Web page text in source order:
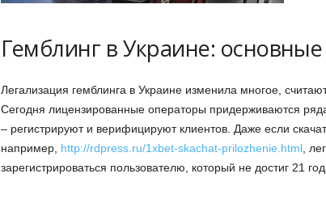
Гемблинг в Украине:
Легализация гемблинга в Украине изменила многое,
Сегодня лицензированные операторы придерживаются
– регистрируют и верифицируют клиентов. Даже если
например, http://rdpress.ru/1xbet-skachat-prilozhenie.html,
зарегистрироваться пользователю, который не достиг 21